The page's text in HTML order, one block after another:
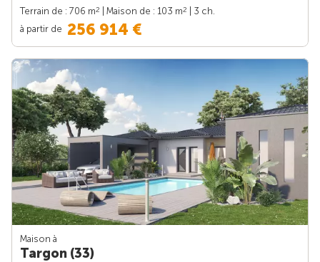
Terrain de : 706 m2 | Maison de : 103 m2
| 3 ch.
à partir de 256 914 €
Maison à
Targon (33)